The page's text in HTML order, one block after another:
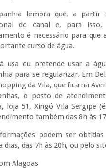
lembra que, a partir
do canal e, para
é necessário para que
curso de água.
usa ou pretende usar a
para se regularizar. Em
da Vila, que fica na
o posto de
loja 51, Xingó Vila Sergipe
também das 8h às
podem ser
dias, das 7h às 20h, ou pelo
Alagoas